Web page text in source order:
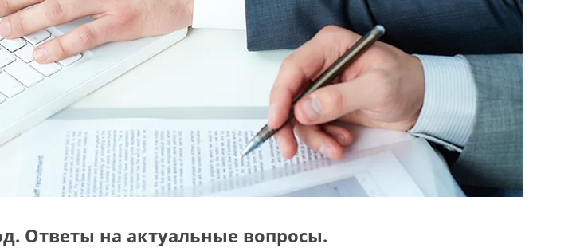
Ответы на актуальные вопросы.